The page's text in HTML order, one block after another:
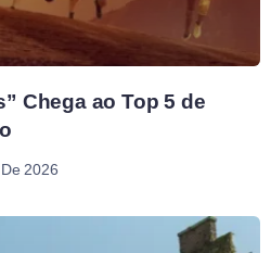
Chega ao Top 5 de
2026